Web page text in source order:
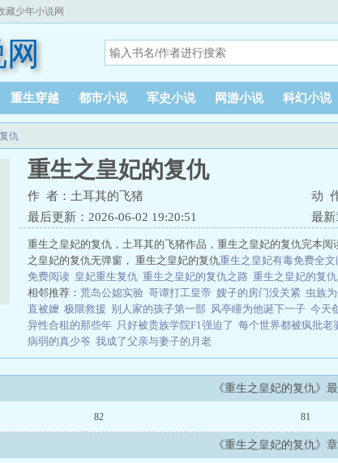
藏少年小说网
重生穿越 都市小说 军史小说 网游小说 科幻小说
仇
重生之皇妃的复仇
作 者：土耳其的飞猪 动
最后更新：2026-06-02 19:20:51
最新
重生之皇妃的复仇，土耳其的飞猪作品，重生之皇妃的复仇完本
之皇妃的复仇无弹窗， 重生之皇妃的复仇重生之皇妃有毒免费全文
免费阅读 皇妃重生复仇 重生之皇妃的复仇之路 重生之皇妃的复
相邻推荐： 荒岛公媳实验 哥谭打工皇帝 嫂子的房门没关紧 虫族
直被嬤 极限救援 别人家的孩子第一部 风亭瞳为他诞下一子 今天
异性合租的那些年 只好被贵族学院F1强迫了 每个世界都被疯批老
病弱的真少爷 我成了父亲与妻子的月老
《重生之皇妃的复仇》
82 81
《重生之皇妃的复仇》